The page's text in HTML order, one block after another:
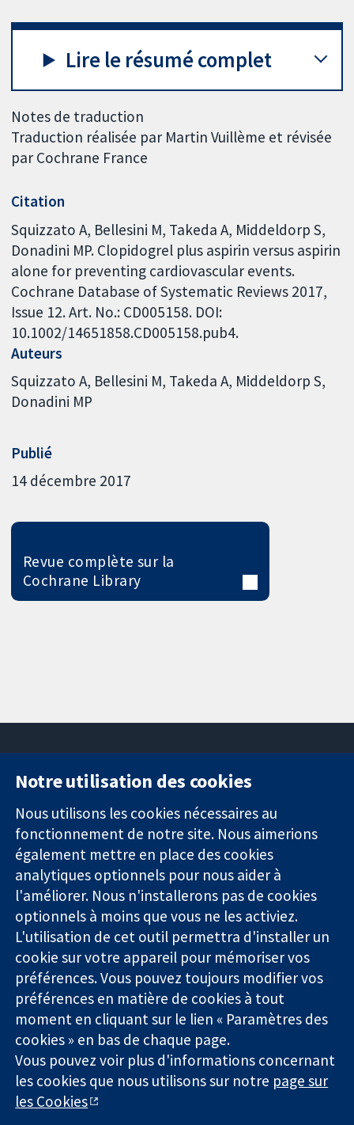
Lire le résumé complet
Notes de traduction
Traduction réalisée par Martin Vuillème et révisée
par Cochrane France
Citation
Squizzato A, Bellesini M, Takeda A, Middeldorp S,
Donadini MP. Clopidogrel plus aspirin versus aspirin
alone for preventing cardiovascular events.
Cochrane Database of Systematic Reviews 2017,
Issue 12. Art. No.: CD005158. DOI:
10.1002/14651858.CD005158.pub4.
Auteurs
Squizzato A Bellesini M Takeda A Middeldorp S
Donadini MP
Publié
14 décembre 2017
Revue complète sur la
Cochrane Library
Des données
probantes.
Des décisions
éclairées.
Une meilleure
santé.
11-13 Cavendish
Square
Londres
W1G0AN
Royaume-Uni
nous
Actualités
Service de
presse
Qui sommes-
nous
Offres
d'emploi
Library
La Collaboration Cochrane est une association caritative (n°
1045921) et une société à responsabilité limitée par garantie (n°
03044323) enregistrée en Angleterre et au Pays de Galles. Numéro
de TVA : GB 718 2127 49.
Copyright © 2026 The Cochrane Collaboration
Notre utilisation des cookies
Nous utilisons les cookies nécessaires au
fonctionnement de notre site. Nous aimerions
également mettre en place des cookies
analytiques optionnels pour nous aider à
l'améliorer. Nous n'installerons pas de cookies
optionnels à moins que vous ne les activiez.
L'utilisation de cet outil permettra d'installer un
cookie sur votre appareil pour mémoriser vos
préférences. Vous pouvez toujours modifier vos
préférences en matière de cookies à tout
moment en cliquant sur le lien « Paramètres des
cookies » en bas de chaque page.
Vous pouvez voir plus d'informations concernant
les cookies que nous utilisons sur notre page sur
les Cookies